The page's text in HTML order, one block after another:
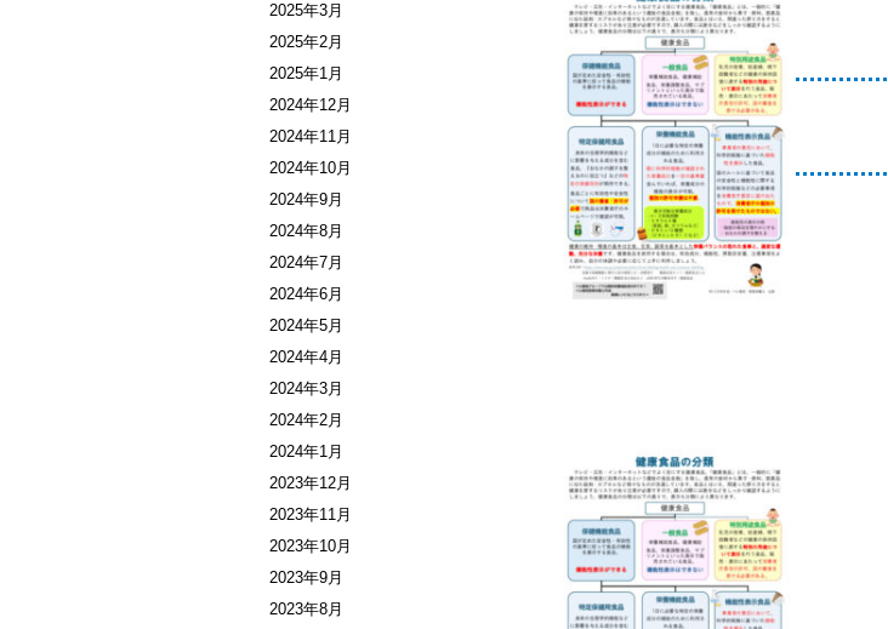
2025年3月
2025年2月
2025年1月
2024年12月
2024年11月
2024年10月
2024年9月
2024年8月
2024年7月
2024年6月
2024年5月
2024年4月
2024年3月
2024年2月
2024年1月
2023年12月
2023年11月
2023年10月
2023年9月
2023年8月